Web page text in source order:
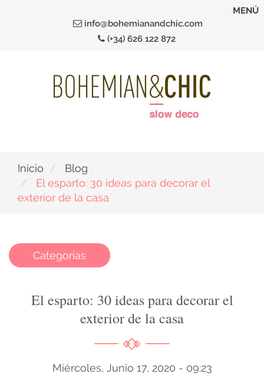
info@bohemianandchic.com
(+34) 626 122 872
MENÚ
Inicio
Blog
El esparto: 30 ideas para decorar el
exterior de la casa
Categorias
El esparto: 30 ideas para decorar el
exterior de la casa
Miércoles, Junio 17, 2020 - 09:23